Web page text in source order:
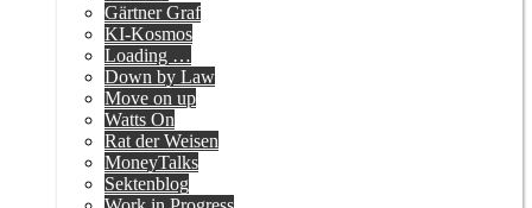
Gärtner Graf
KI-Kosmos
Loading …
Down by Law
Move on up
Watts On
Rat der Weisen
MoneyTalks
Sektenblog